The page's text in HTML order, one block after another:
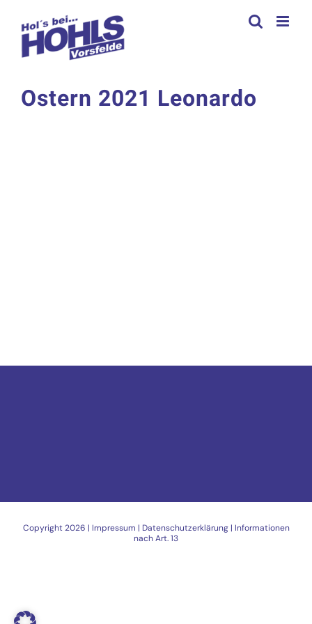
Inhalt
springen
Ostern 2021 Leonardo
Copyright2026 | Impressum | Datenschutzerklärung| Informationen
nach Art. 13